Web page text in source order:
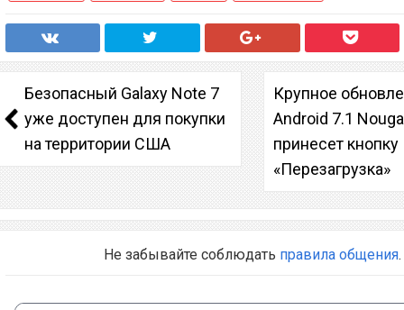
Безопасный Galaxy Note 7
уже доступен для покупки
на территории США
Крупное
Android 7.1
принесет кнопку
«Перезагрузка»
Не забывайте соблюдать правила общения.